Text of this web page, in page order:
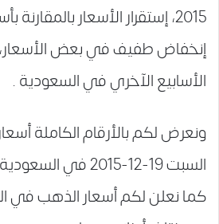
2015، إستقرار الأسعار
إنخفاض طفيف في بعض الأسعار،
الأسابيع الآخري في السعودية .
ونعرض لكم بالأرقام الكاملة
السبت 19-12-2015 في
كما نعلن لكم أسعار الذهب في